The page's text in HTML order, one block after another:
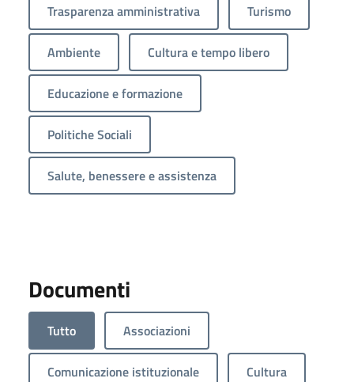
Trasparenza amministrativa Turismo
Ambiente Cultura e tempo libero
Educazione e formazione
Politiche Sociali
Salute, benessere e assistenza
Documenti
Tutto Associazioni
Comunicazione istituzionale Cultura